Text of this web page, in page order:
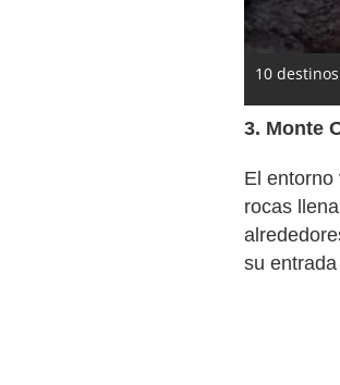
10
3. Monte
El entorno
rocas
su